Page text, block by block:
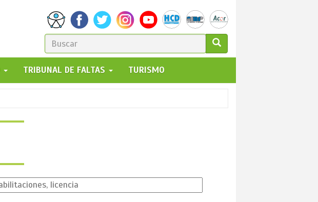
FORMULARIO
DE
BÚSQUEDA
GO!
TRIBUNAL DE FALTAS TURISMO